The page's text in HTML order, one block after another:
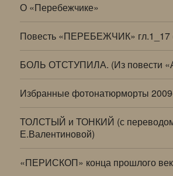
О «Перебежчике»
Повесть «ПЕРЕБЕЖЧИК» гл.1_17
БОЛЬ ОТСТУПИЛА. (Из повести
Избранные фотонатюрморты
ТОЛСТЫЙ и ТОНКИЙ (с
Е.Валентиновой)
«ПЕРИСКОП» конца прошлого